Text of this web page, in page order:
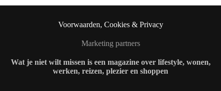
Voorwaarden, Cookies & Privacy
Marketing partners
Wat je niet wilt missen is een magazine over lifestyle, wonen,
werken, reizen, plezier en shoppen